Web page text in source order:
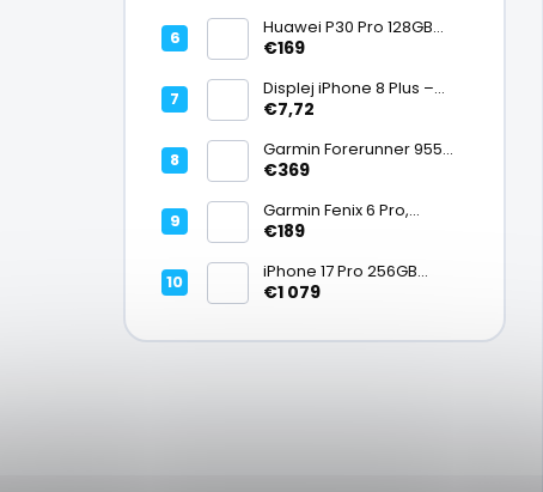
Huawei P30 Pro 128GB
Black, Kirin 980, Leica 40
6,47" OLED, IP68 | Stav:
Vynikajúci – A
€169
Displej iPhone 8 Plus –
PREMIUM (lcd)
€7,72
Garmin Forerunner 955
Black, multisport GPS
batéria 15 dní, ECG,
ClimbPro
€369
Garmin Fenix 6 Pro,
multisport GPS hodinky s
batéria až 14 dní, 100m WR
€189
iPhone 17 Pro 256GB
Cosmic Orange | Stav:
€1 079